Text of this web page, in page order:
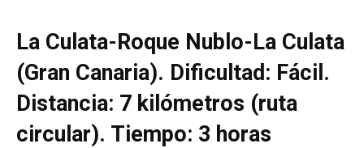
La Culata-Roque Nublo-La Culata
(Gran Canaria). Dificultad: Fácil.
Distancia: 7 kilómetros (ruta
circular). Tiempo: 3 horas